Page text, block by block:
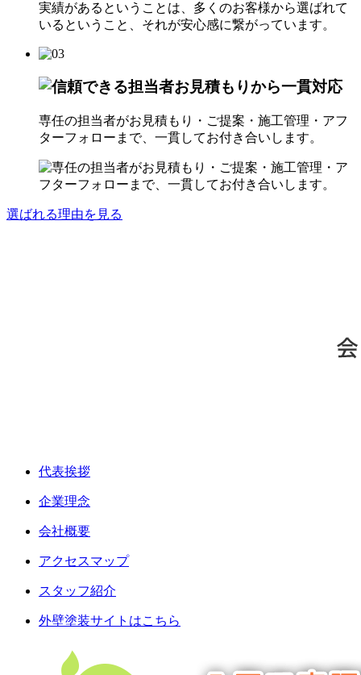
実績があるということは、多くのお客様から選ばれて
いるということ、それが安心感に繋がっています。
専任の担当者がお見積もり・ご提案・施工管理・アフ
ターフォローまで、一貫してお付き合いします。
選ばれる理由を見る
代表挨拶
企業理念
会社概要
アクセスマップ
スタッフ紹介
外壁塗装サイトはこちら